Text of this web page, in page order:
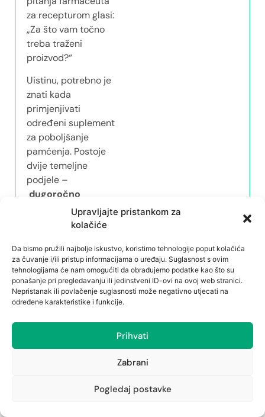
Upravljajte pristankom za
kolačiće
Da bismo pružili najbolje iskustvo, koristimo tehnologije poput kolačića
za čuvanje i/ili pristup informacijama o uređaju. Suglasnost s ovim
tehnologijama će nam omogućiti da obrađujemo podatke kao što su
ponašanje pri pregledavanju ili jedinstveni ID-ovi na ovoj web stranici.
Nepristanak ili povlačenje suglasnosti može negativno utjecati na
određene karakteristike i funkcije.
Prihvati
Zabrani
Pogledaj postavke
za recepturom glasi:
„Za što vam točno
treba traženi
proizvod?“
Uistinu, potrebno je
znati kada
primjenjivati
određeni suplement
za poboljšanje
pamćenja. Postoje
dvije temeljne
podjele –
dugoročno
poboljšanje
a
„gašenje požara“.
Ukoliko osoba želi
posvetitinekoliko
mjeseciboostanjuvlastitih
kognitivnih
sposobnosti,lecitin,ginkoivitamini
idealno su
rješenje. S druge
strane, ukoliko je riječ
par dana